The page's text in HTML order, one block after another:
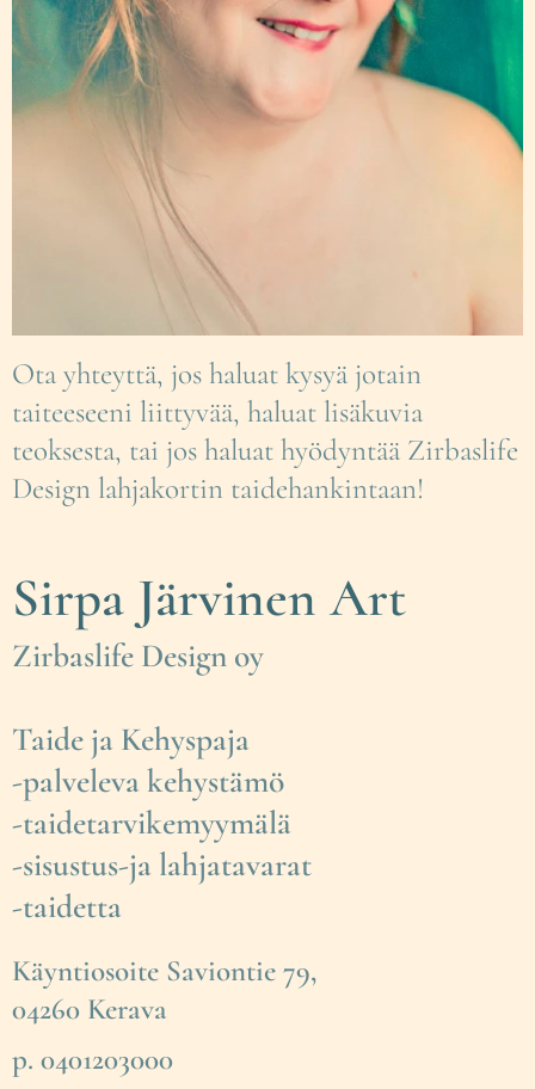
Ota yhteyttä, jos haluat kysyä jotain
taiteeseeni liittyvää, haluat lisäkuvia
teoksesta, tai jos haluat hyödyntää Zirbaslife
Design lahjakortin taidehankintaan!
Sirpa Järvinen Art
Zirbaslife Design oy
Taide ja Kehyspaja
-palveleva kehystämö
-taidetarvikemyymälä
-sisustus-ja lahjatavarat
-taidetta
Käyntiosoite Saviontie 79,
04260 Kerava
p. 0401203000